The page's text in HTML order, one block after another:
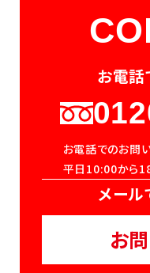
お電
お電話でのお問
平日10:00から
メー
お